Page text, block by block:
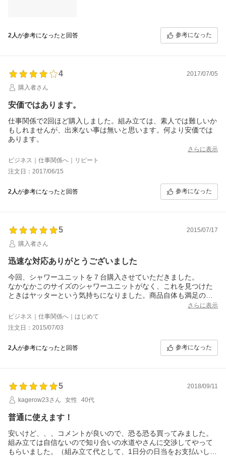
2人が参考になったと回答 参考になった
4
2017/07/05
購入者さん
安価ではあります。
仕事関係で2回ほど購入しました。組み立ては、素人では難しいか
もしれませんが、出来ない事は無いと思います。何より安価では
あります。
さらに表示
ビジネス｜仕事関係へ｜リピート
注文日：2017/06/15
2人が参考になったと回答 参考になった
5
2015/07/17
購入者さん
迅速な対応ありがとうございました
今回、シャワーユニットを７台購入させていただきました。
なかなかこのサイズのシャワーユニットがなく、これを見つけた
ときはヤッターという気持ちになりました。商品自体も満足のい
又機会がございました際には、よろしくお願い致します。
さらに表示
ビジネス｜仕事関係へ｜はじめて
注文日：2015/07/03
2人が参考になったと回答 参考になった
5
2018/09/11
kagerow23さん
女性 40代
普通に使えます！
安いけど、、、コメントが良いので、恐る恐る買ってみました。
組み立ては自信ないので知り合いの水道やさんに交渉してやって
もらいました。（組み立て代として、1日分の日当をお支払いしま